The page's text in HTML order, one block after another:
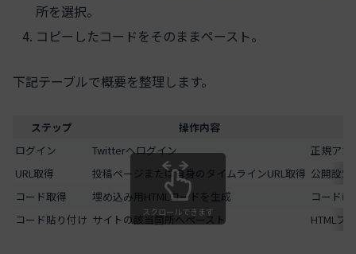
所を選択。
コピーしたコードをそのままペースト。
下記テーブルで概要を整理します。
ステップ
操作内容
ログイン
Twitterへログイン
正規アカ
URL取得
投稿ページまたは自身のタイムラインURL取得 公開設定
コード取得
埋め込み用HTMLコードを生成
コード
コード貼り付け サイトの該当箇所へペースト HTMLブ
スクロールできます